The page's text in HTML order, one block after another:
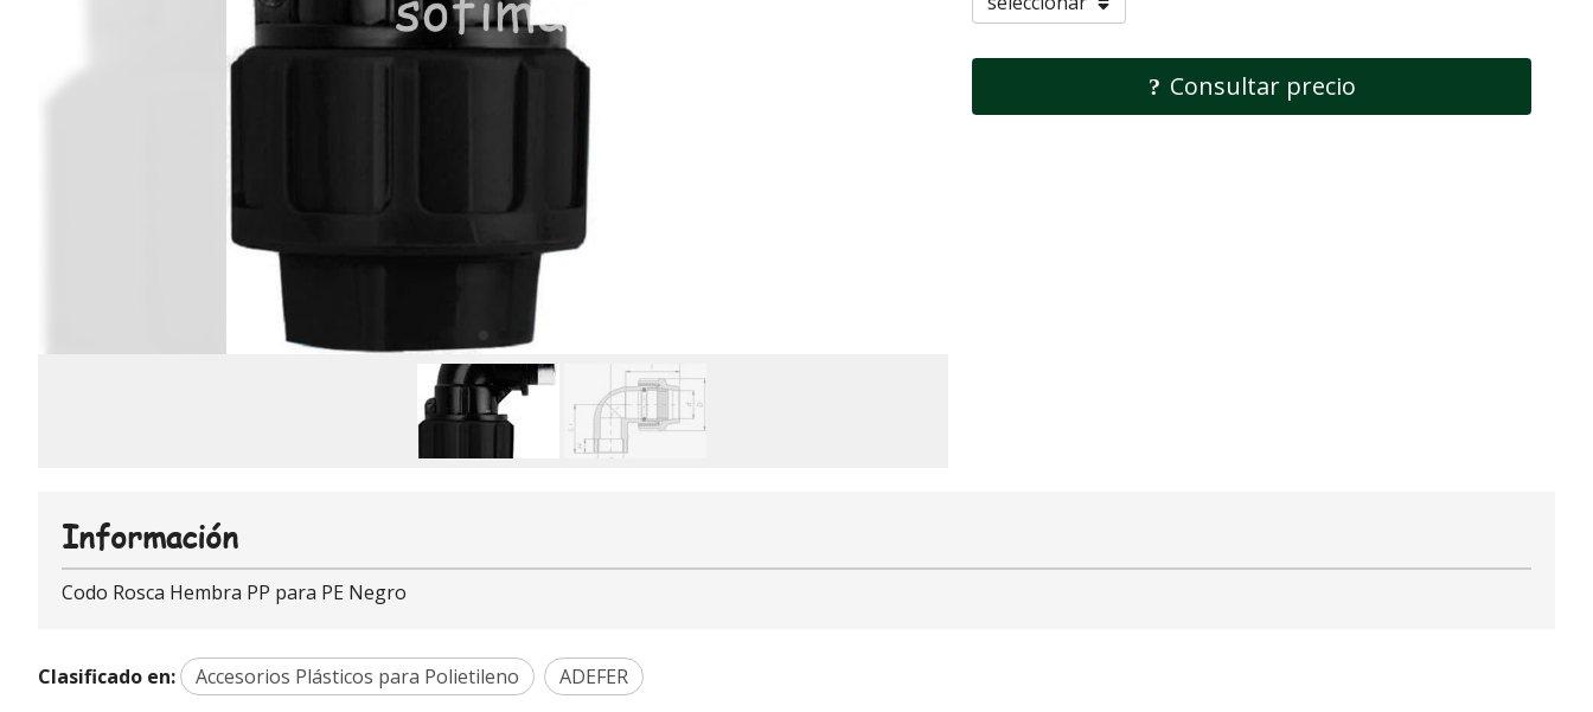
Consultar precio
Información
Codo Rosca Hembra PP para PE Negro
Clasificado en: Accesorios Plásticos para Polietileno ADEFER